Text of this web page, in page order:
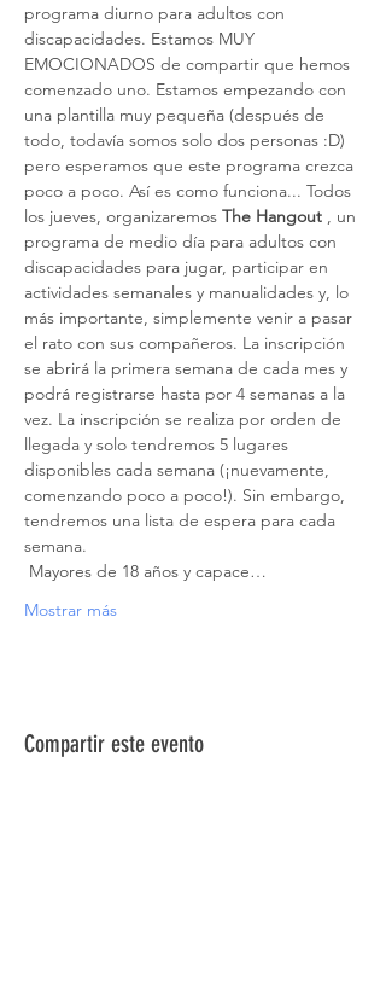
programa diurno para adultos con
discapacidades. Estamos MUY
EMOCIONADOS de compartir que hemos
comenzado uno. Estamos empezando con
una plantilla muy pequeña (después de
todo, todavía somos solo dos personas :D)
pero esperamos que este programa crezca
poco a poco. Así es como funciona... Todos
los jueves, organizaremos The Hangout , un
programa de medio día para adultos con
discapacidades para jugar, participar en
actividades semanales y manualidades y, lo
más importante, simplemente venir a pasar
el rato con sus compañeros. La inscripción
se abrirá la primera semana de cada mes y
podrá registrarse hasta por 4 semanas a la
vez. La inscripción se realiza por orden de
llegada y solo tendremos 5 lugares
disponibles cada semana (¡nuevamente,
comenzando poco a poco!). Sin embargo,
tendremos una lista de espera para cada
semana.
Mayores de 18 años y capace…
Mostrar más
Compartir este evento